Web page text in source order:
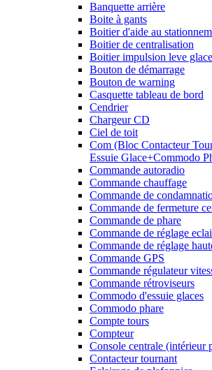
Banquette arrière
Boite à gants
Boitier d'aide au
Boitier de centralisation
Boitier impulsion leve glace
Bouton de démarrage
Bouton de warning
Casquette tableau de bord
Cendrier
Chargeur CD
Ciel de toit
Com (Bloc Contacteur
Essuie Glace+Commodo
Commande autoradio
Commande chauffage
Commande de
Commande de fermeture
Commande de phare
Commande de réglage
Commande de réglage
Commande GPS
Commande régulateur
Commande rétroviseurs
Commodo d'essuie glaces
Commodo phare
Compte tours
Compteur
Console centrale (intérieur
Contacteur tournant